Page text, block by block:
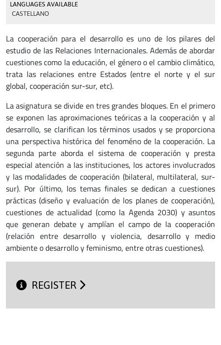
LANGUAGES AVAILABLE
CASTELLANO
La cooperación para el desarrollo es uno de los pilares del
estudio de las Relaciones Internacionales. Además de abordar
cuestiones como la educación, el género o el cambio climático,
trata las relaciones entre Estados (entre el norte y el sur
global, cooperación sur-sur, etc).
La asignatura se divide en tres grandes bloques. En el primero
se exponen las aproximaciones teóricas a la cooperación y al
desarrollo, se clarifican los términos usados y se proporciona
una perspectiva histórica del fenoméno de la cooperación. La
segunda parte aborda el sistema de cooperación y presta
especial atención a las instituciones, los actores involucrados
y las modalidades de cooperación (bilateral, multilateral, sur-
sur). Por último, los temas finales se dedican a cuestiones
prácticas (diseño y evaluación de los planes de cooperación),
cuestiones de actualidad (como la Agenda 2030) y asuntos
que generan debate y amplían el campo de la cooperación
(relación entre desarrollo y violencia, desarrollo y medio
ambiente o desarrollo y feminismo, entre otras cuestiones).
REGISTER